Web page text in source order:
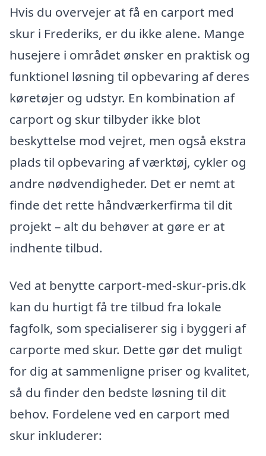
Hvis du overvejer at få en carport med
skur i Frederiks, er du ikke alene. Mange
husejere i området ønsker en praktisk og
funktionel løsning til opbevaring af deres
køretøjer og udstyr. En kombination af
carport og skur tilbyder ikke blot
beskyttelse mod vejret, men også ekstra
plads til opbevaring af værktøj, cykler og
andre nødvendigheder. Det er nemt at
finde det rette håndværkerfirma til dit
projekt – alt du behøver at gøre er at
indhente tilbud.
Ved at benytte carport-med-skur-pris.dk
kan du hurtigt få tre tilbud fra lokale
fagfolk, som specialiserer sig i byggeri af
carporte med skur. Dette gør det muligt
for dig at sammenligne priser og kvalitet,
så du finder den bedste løsning til dit
behov. Fordelene ved en carport med
skur inkluderer: